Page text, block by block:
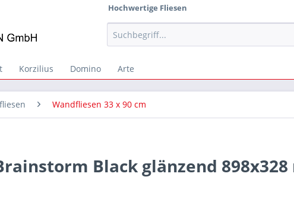
Hochwertige Fliesen
Korzilius Domino Arte
Wandfliesen 33 x 90 cm
Black glänzend 898x328